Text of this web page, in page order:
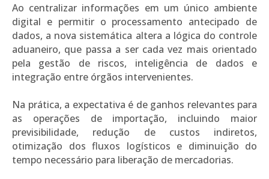
Ao centralizar informações em um único ambiente
digital e permitir o processamento antecipado de
dados, a nova sistemática altera a lógica do controle
aduaneiro, que passa a ser cada vez mais orientado
pela gestão de riscos, inteligência de dados e
integração entre órgãos intervenientes.
Na prática, a expectativa é de ganhos relevantes para
as operações de importação, incluindo maior
previsibilidade, redução de custos indiretos,
otimização dos fluxos logísticos e diminuição do
tempo necessário para liberação de mercadorias.